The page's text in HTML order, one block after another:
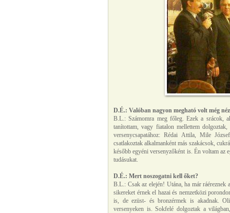
D.É.: Valóban nagyon megható volt még
B.L.: Számomra meg főleg. Ezek a srácok,
tanítottam, vagy fiatalon mellettem
versenycsapatához: Rédai Attila, Mile
csatlakoztak alkalmanként más szakácsok,
később egyéni versenyzőként is. Én voltam az
tudásukat.
D.É.: Mert noszogatni kell őket?
B.L.: Csak az elején! Utána, ha már
sikereket érnek el hazai és nemzetközi
is, de ezüst- és bronzérmek is akadnak.
versenyeken is. Sokfelé dolgoztak a